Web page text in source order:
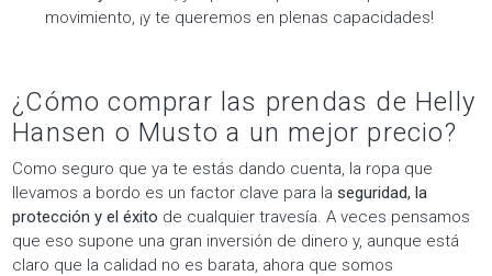
movimiento, ¡y te queremos en plenas capacidades!
¿Cómo comprar las prendas de Helly
Hansen o Musto a un mejor precio?
Como seguro que ya te estás dando cuenta, la ropa que
llevamos a bordo es un factor clave para laseguridad, la
protección y el éxito de cualquier travesía. A veces pensamos
que eso supone una gran inversión de dinero y, aunque está
claro que la calidad no es barata, ahora que somos